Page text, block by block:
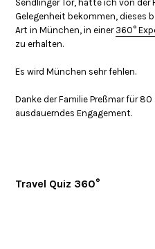
Sendlinger Tor, hatte ich von der
Gelegenheit bekommen, dieses
Art in München, in einer 360°
zu erhalten.
Es wird München sehr fehlen.
Danke der Familie Preßmar für
ausdauerndes Engagement.
Travel Quiz 360°